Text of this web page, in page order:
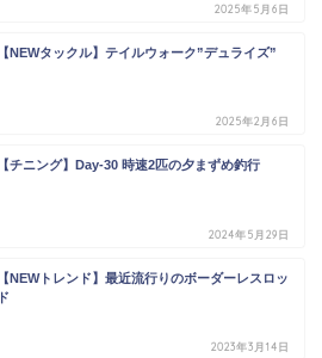
2025年5月6日
【NEWタックル】テイルウォーク”デュライズ”
2025年2月6日
【チニング】Day-30 時速2匹の夕まずめ釣行
2024年5月29日
【NEWトレンド】最近流行りのボーダーレスロッ
ド
2023年3月14日